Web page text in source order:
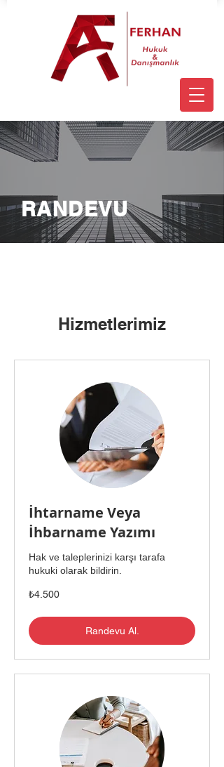
RANDEVU
Hizmetlerimiz
İhtarname Veya
İhbarname Yazımı
Hak ve taleplerinizi karşı tarafa
hukuki olarak bildirin.
₺4.500
Türk
₺4.500
Randevu Al.